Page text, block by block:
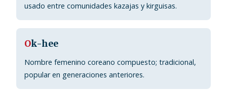
usado entre comunidades kazajas y kirguisas.
Ok-hee
Nombre femenino coreano compuesto; tradicional,
popular en generaciones anteriores.